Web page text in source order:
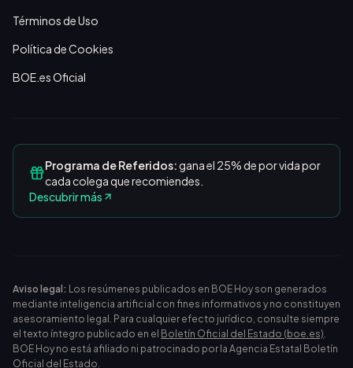
Términos de Uso
Política de Cookies
BOE.es Oficial
Programa de Referidos:gana el 25% de por vida por
cada colega que recomiendes.
Descubrir más
Aviso legal: Los resúmenes publicados en BOE Hoy son generados
mediante inteligencia artificial con fines informativos y no constituyen
asesoramiento legal. Para cualquier efecto jurídico, consulte siempre
el texto íntegro publicado en el Boletín Oficial del Estado (boe.es).
BOE Hoy no está afiliado ni patrocinado por la Agencia Estatal Boletín
Oficial del Estado.